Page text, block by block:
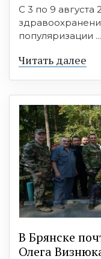
С 3 по 9 августа
популяризации ...
Читать далее
В Брянске
Олега